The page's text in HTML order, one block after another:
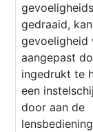
gedraaid,
gevoeligheid
aangepast
ingedrukt te
een
door aan de